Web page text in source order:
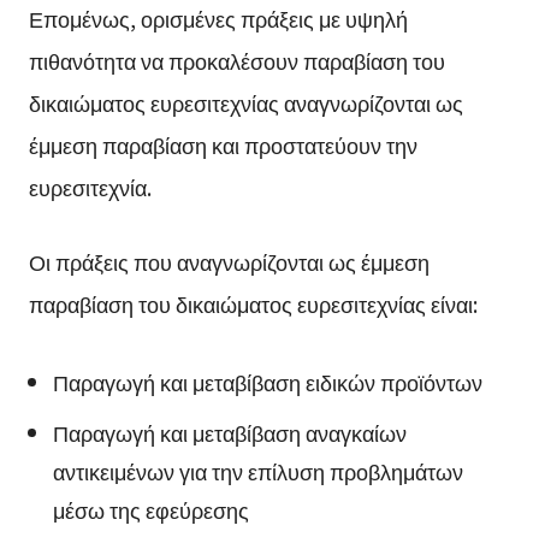
Επομένως, ορισμένες πράξεις με υψηλή
πιθανότητα να προκαλέσουν παραβίαση του
δικαιώματος ευρεσιτεχνίας αναγνωρίζονται ως
έμμεση παραβίαση και προστατεύουν την
ευρεσιτεχνία.
Οι πράξεις που αναγνωρίζονται ως έμμεση
παραβίαση του δικαιώματος ευρεσιτεχνίας είναι:
Παραγωγή και μεταβίβαση ειδικών προϊόντων
Παραγωγή και μεταβίβαση αναγκαίων
αντικειμένων για την επίλυση προβλημάτων
μέσω της εφεύρεσης